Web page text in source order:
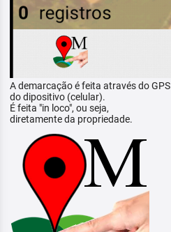
A demarcação é feita através do GPS
do dipositivo (celular).
É feita "in loco", ou seja,
diretamente da propriedade.